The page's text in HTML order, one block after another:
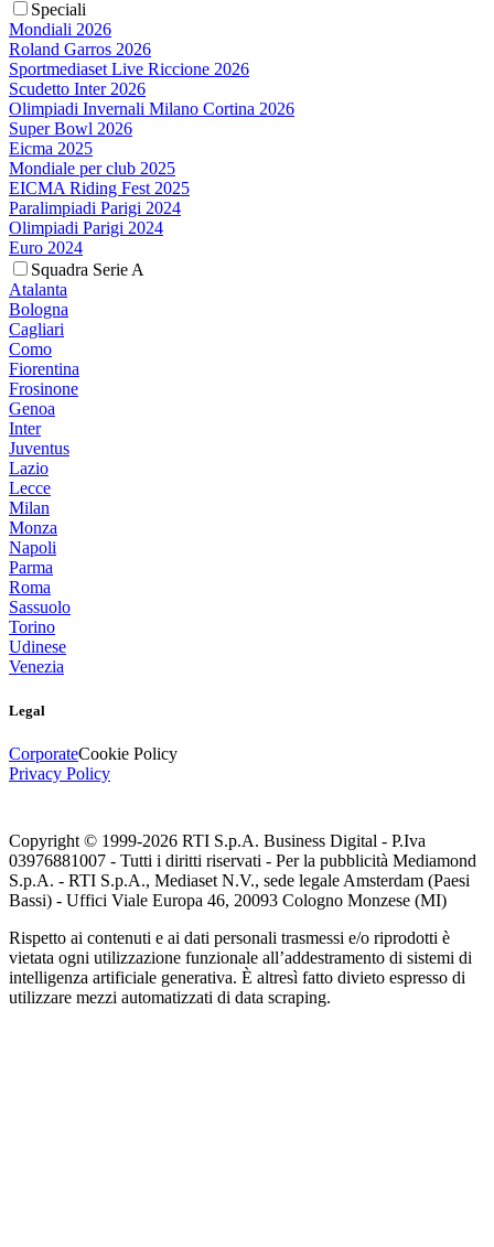
Speciali
Mondiali 2026
Roland Garros 2026
Sportmediaset Live Riccione 2026
Scudetto Inter 2026
Olimpiadi Invernali Milano Cortina 2026
Super Bowl 2026
Eicma 2025
Mondiale per club 2025
EICMA Riding Fest 2025
Paralimpiadi Parigi 2024
Olimpiadi Parigi 2024
Euro 2024
Squadra Serie A
Atalanta
Bologna
Cagliari
Como
Fiorentina
Frosinone
Genoa
Inter
Juventus
Lazio
Lecce
Milan
Monza
Napoli
Parma
Roma
Sassuolo
Torino
Udinese
Venezia
Legal
CorporateCookie Policy
Privacy Policy
Copyright © 1999-2026 RTI S.p.A. Business Digital - P.Iva
03976881007 - Tutti i diritti riservati - Per la pubblicità Mediamond
S.p.A. - RTI S.p.A., Mediaset N.V., sede legale Amsterdam (Paesi
Bassi) - Uffici Viale Europa 46, 20093 Cologno Monzese (MI)
Rispetto ai contenuti e ai dati personali trasmessi e/o riprodotti è
vietata ogni utilizzazione funzionale all’addestramento di sistemi di
intelligenza artificiale generativa. È altresì fatto divieto espresso di
utilizzare mezzi automatizzati di data scraping.